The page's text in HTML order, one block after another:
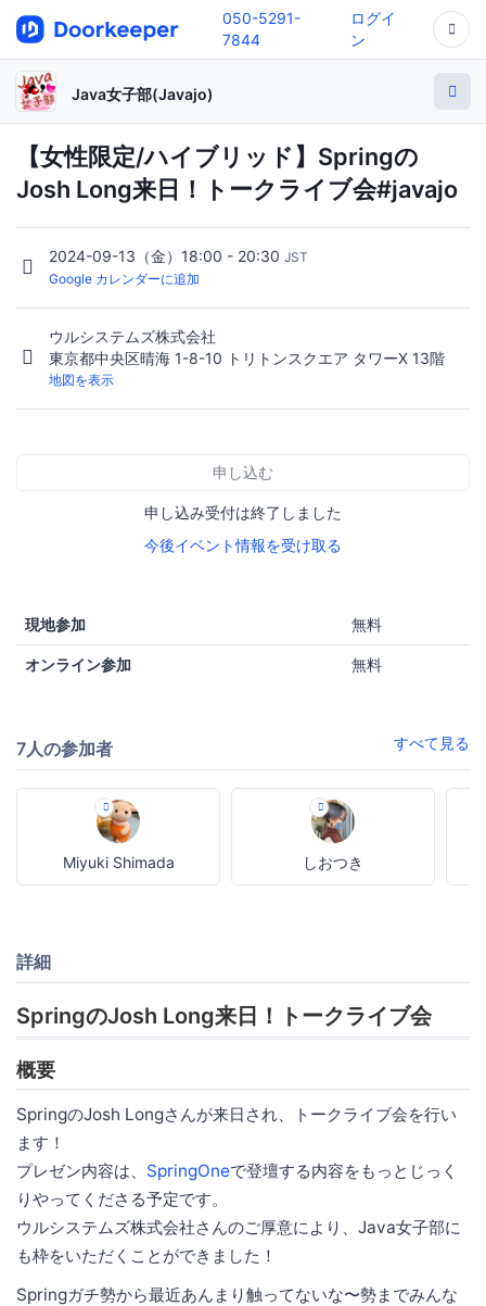
050-5291-
7844
ログイ
ン
Java女子部(Javajo)
【女性限定/ハイブリッド】Springの
Josh Long来日！トークライブ会#javajo
2024-09-13（金）18:00 - 20:30 JST
Google カレンダーに追加
ウルシステムズ株式会社
東京都中央区晴海 1-8-10 トリトンスクエア タワーX 13階
地図を表示
申し込む
申し込み受付は終了しました
今後イベント情報を受け取る
現地参加 無料
オンライン参加 無料
7人の参加者 すべて見る
Miyuki Shimada しおつき
詳細
SpringのJosh Long来日！トークライブ会
概要
SpringのJosh Longさんが来日され、トークライブ会を行い
ます！
プレゼン内容は、 SpringOneで登壇する内容をもっとじっく
りやってくださる予定です。
ウルシステムズ株式会社さんのご厚意により、Java女子部に
も枠をいただくことができました！
Springガチ勢から最近あんまり触ってないな〜勢までみんな